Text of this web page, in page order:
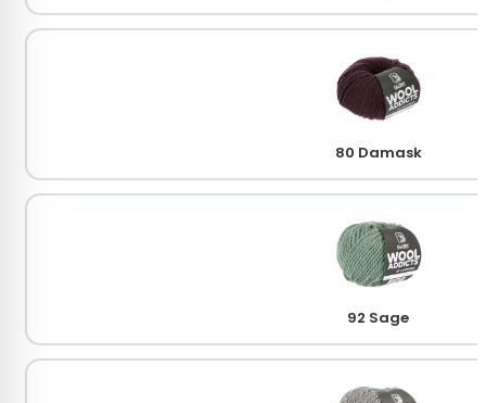
80 Damask
92 Sage